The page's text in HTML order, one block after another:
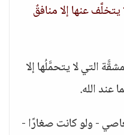
يتخلَّف عنها إلا منافقٌ
التي لا يتحمَّلُها إلا
عند الله.
- ولو كانت صغارًا -